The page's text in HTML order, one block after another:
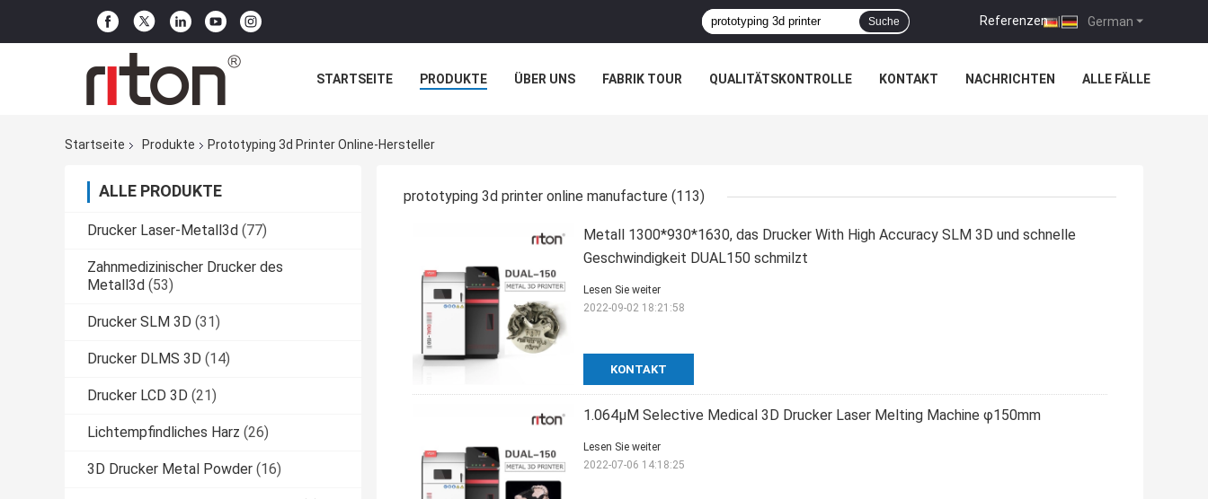
German
Referenzen |
Suche
STARTSEITE PRODUKTE ÜBER UNS FABRIK TOUR QUALITÄTSKONTROLLE KONTAKT NACHRICHTEN ALLE FÄLLE
Startseite Produkte Prototyping 3d Printer Online-Hersteller
ALLE PRODUKTE
Drucker Laser-Metall3d (77)
Zahnmedizinischer Drucker des
Metall3d (53)
Drucker SLM 3D (31)
Drucker DLMS 3D (14)
Drucker LCD 3D (21)
Lichtempfindliches Harz (26)
3D Drucker Metal Powder (16)
prototyping 3d printer online manufacture (113)
Metall 1300*930*1630, das Drucker With High Accuracy SLM 3D und schnelle
Geschwindigkeit DUAL150 schmilzt
KONTAKT
Lesen Sie weiter
2022-09-02 18:21:58
1.064μM Selective Medical 3D Drucker Laser Melting Machine φ150mm
Lesen Sie weiter
2022-07-06 14:18:25